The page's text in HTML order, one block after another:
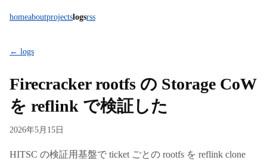
homeaboutprojectslogsrss
← logs
Firecracker rootfs の Storage CoW
を reflink で検証した
2026年5月15日
HITSC の検証用基盤で ticket ごとの rootfs を reflink clone